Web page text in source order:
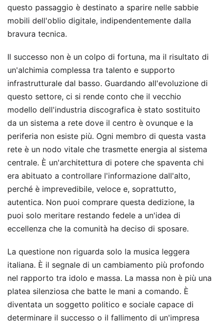
questo passaggio è destinato a sparire nelle sabbie
mobili dell'oblio digitale, indipendentemente dalla
bravura tecnica.
Il successo non è un colpo di fortuna, ma il risultato di
un'alchimia complessa tra talento e supporto
infrastrutturale dal basso. Guardando all'evoluzione di
questo settore, ci si rende conto che il vecchio
modello dell'industria discografica è stato sostituito
da un sistema a rete dove il centro è ovunque e la
periferia non esiste più. Ogni membro di questa vasta
rete è un nodo vitale che trasmette energia al sistema
centrale. È un'architettura di potere che spaventa chi
era abituato a controllare l'informazione dall'alto,
perché è imprevedibile, veloce e, soprattutto,
autentica. Non puoi comprare questa dedizione, la
puoi solo meritare restando fedele a un'idea di
eccellenza che la comunità ha deciso di sposare.
La questione non riguarda solo la musica leggera
italiana. È il segnale di un cambiamento più profondo
nel rapporto tra idolo e massa. La massa non è più una
platea silenziosa che batte le mani a comando. È
diventata un soggetto politico e sociale capace di
determinare il successo o il fallimento di un'impresa